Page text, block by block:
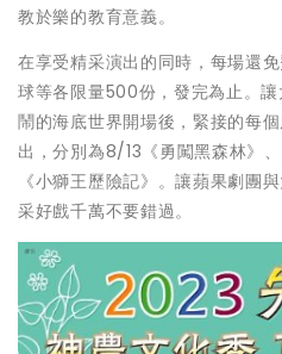
教於樂的教育意義。
在享受精采演出的同時，每場還
球等各限量500份，發完為止。
鬧的海底世界開場後，緊接的每
出，分別為8/13《勇闖黑森林》
《小獅王歷險記》。讓蘋果劇團
采好戲千萬不要錯過。